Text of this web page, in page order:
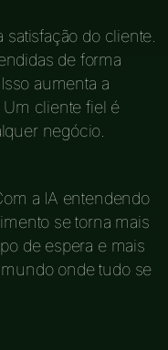
do cliente.
de forma
aumenta a
cliente fiel é
negócio.
a IA entendendo
se torna mais
de espera e mais
onde tudo se